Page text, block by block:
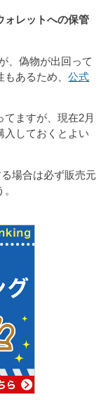
ォレットへの保管
、偽物が出回って
もあるため、公式
ますが、現在2月
入しておくとよい
場合は必ず販売元